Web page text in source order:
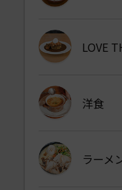
LOVE
洋食
ラーメ